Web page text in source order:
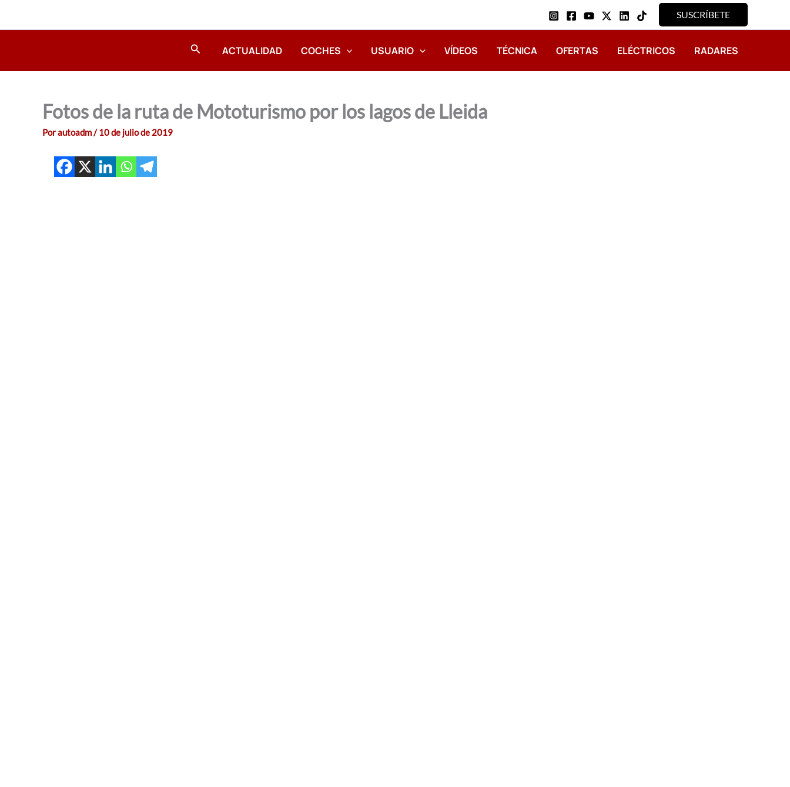
SUSCRÍBETE
Buscar ACTUALIDAD COCHES USUARIO VÍDEOS TÉCNICA OFERTAS ELÉCTRICOS RADARES
Fotos de la ruta de Mototurismo por los lagos de Lleida
Porautoadm/10 de julio de 2019